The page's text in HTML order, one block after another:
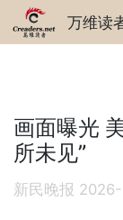
万维读
画面曝光
所未见”
新民晚报